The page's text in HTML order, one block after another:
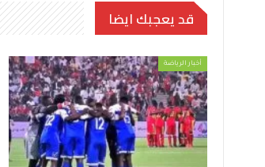
قد يعجبك ايضا
أخبار الرياضة